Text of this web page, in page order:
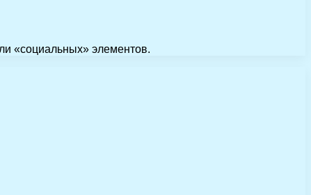
«социальных» элементов.